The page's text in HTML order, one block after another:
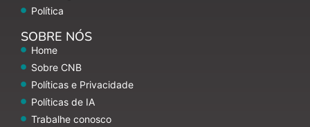
Política
SOBRE NÓS
Home
Sobre CNB
Políticas e Privacidade
Políticas de IA
Trabalhe conosco